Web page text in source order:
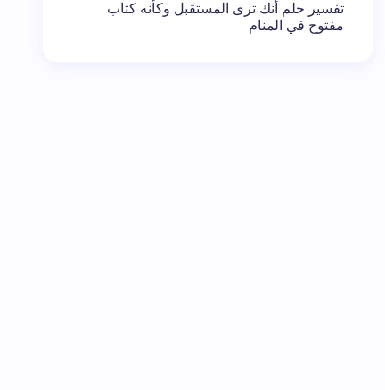
تفسير حلم أنك ترى المستقبل وكأنه كتاب
مفتوح في المنام